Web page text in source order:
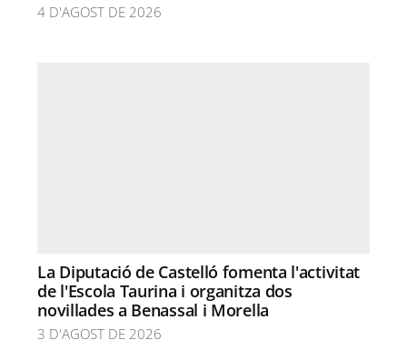
4 D'AGOST DE 2026
La Diputació de Castelló fomenta l'activitat
de l'Escola Taurina i organitza dos
novillades a Benassal i Morella
3 D'AGOST DE 2026